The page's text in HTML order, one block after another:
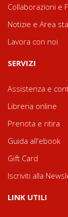
Collaborazioni e
Notizie e Area
Lavora con noi
SERVIZI
Assistenza e
Libreria online
Prenota e ritira
Guida all'ebook
Gift Card
Iscriviti alla
LINK UTILI